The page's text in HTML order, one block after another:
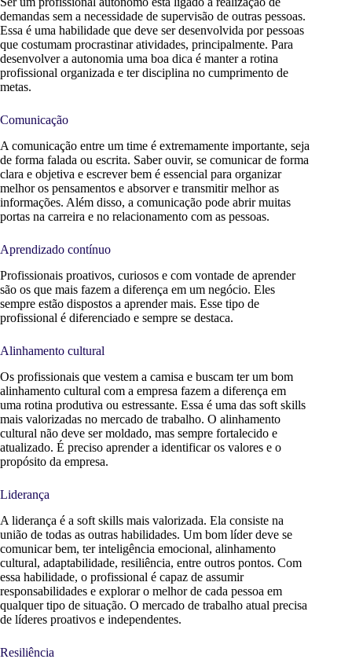
demandas sem a necessidade de supervisão de outras pessoas.
Essa é uma habilidade que deve ser desenvolvida por pessoas
que costumam procrastinar atividades, principalmente. Para
desenvolver a autonomia uma boa dica é manter a rotina
profissional organizada e ter disciplina no cumprimento de
metas.
Comunicação
A comunicação entre um time é extremamente importante, seja
de forma falada ou escrita. Saber ouvir, se comunicar de forma
clara e objetiva e escrever bem é essencial para organizar
melhor os pensamentos e absorver e transmitir melhor as
informações. Além disso, a comunicação pode abrir muitas
portas na carreira e no relacionamento com as pessoas.
Aprendizado contínuo
Profissionais proativos, curiosos e com vontade de aprender
são os que mais fazem a diferença em um negócio. Eles
sempre estão dispostos a aprender mais. Esse tipo de
profissional é diferenciado e sempre se destaca.
Alinhamento cultural
Os profissionais que vestem a camisa e buscam ter um bom
alinhamento cultural com a empresa fazem a diferença em
uma rotina produtiva ou estressante. Essa é uma das soft skills
mais valorizadas no mercado de trabalho. O alinhamento
cultural não deve ser moldado, mas sempre fortalecido e
atualizado. É preciso aprender a identificar os valores e o
propósito da empresa.
Liderança
A liderança é a soft skills mais valorizada. Ela consiste na
união de todas as outras habilidades. Um bom líder deve se
comunicar bem, ter inteligência emocional, alinhamento
cultural, adaptabilidade, resiliência, entre outros pontos. Com
essa habilidade, o profissional é capaz de assumir
responsabilidades e explorar o melhor de cada pessoa em
qualquer tipo de situação. O mercado de trabalho atual precisa
de líderes proativos e independentes.
Resiliência